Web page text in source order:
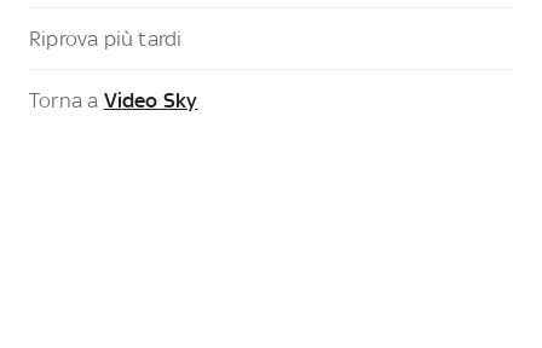
Riprova più tardi
Torna a Video Sky